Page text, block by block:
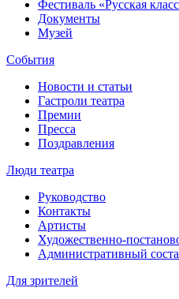
Фестиваль «Русская
Документы
Музей
События
Новости и статьи
Гастроли театра
Премии
Пресса
Поздравления
Люди театра
Руководство
Контакты
Артисты
Художественно-
Административный
Для зрителей